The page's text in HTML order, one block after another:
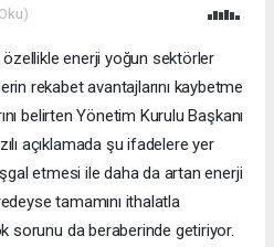
enerji yoğun sektörler
rekabet avantajlarını kaybetme
belirten Yönetim Kurulu Başkanı
açıklamada şu ifadelere yer
etmesi ile daha da artan enerji
tamamını ithalatla
sorunu da beraberinde getiriyor.